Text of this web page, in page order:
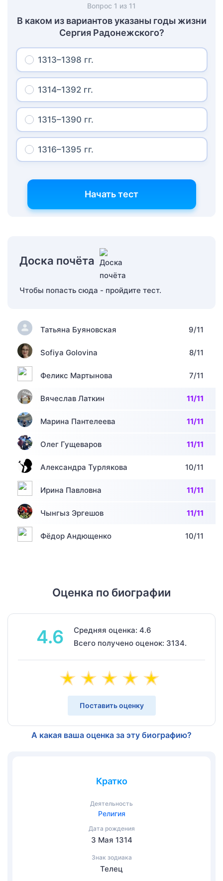
Вопрос 1 из 11
В каком из вариантов указаны годы жизни
Сергия Радонежского?
1313–1398 гг.
1314–1392 гг.
1315–1390 гг.
1316–1395 гг.
Начать тест
Доска почёта
Чтобы попасть сюда - пройдите тест.
Татьяна Буяновская 9/11
Sofiya Golovina 8/11
Феликс Мартынова 7/11
Вячеслав Латкин 11/11
Марина Пантелеева 11/11
Олег Гущеваров 11/11
Александра Турлякова 10/11
Ирина Павловна 11/11
Чынгыз Эргешов 11/11
Фёдор Андющенко 10/11
Оценка по биографии
4.6
Средняя оценка: 4.6
Всего получено оценок: 3134.
Поставить оценку
А какая ваша оценка за эту биографию?
Кратко
Деятельность
Религия
Дата рождения
3 Мая 1314
Знак зодиака
Телец